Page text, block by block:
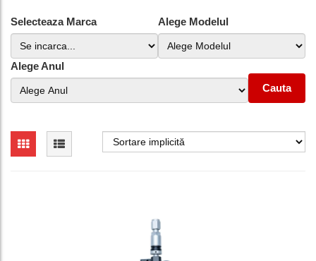
Selecteaza Marca Alege Modelul
Alege Anul
Cauta